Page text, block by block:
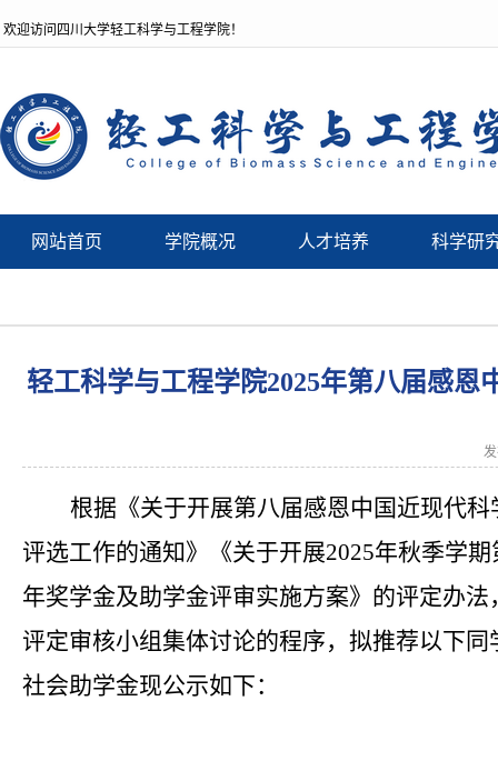
欢迎访问四川大学轻工科学与工程学院！
网站首页 学院概况 人才培养 科学研
轻工科学与工程学院2025年第八届感
根据《关于开展第八届感恩中国近现代
评选工作的通知》《关于开展2025年秋季学
年奖学金及助学金评审实施方案》的评定办
评定审核小组集体讨论的程序，拟推荐以下
社会助学金现公示如下：